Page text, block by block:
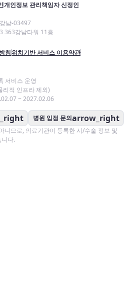
개인정보 관리책임자 신정인
남-03497
363강남타워 11층
침위치기반 서비스 이용약관
서비스 운영
리적 인프라 제외)
~ 2027.02.06
병원 입점 문의arrow_right
니므로, 의료기관이 등록한 시/수술 정보 및
다.